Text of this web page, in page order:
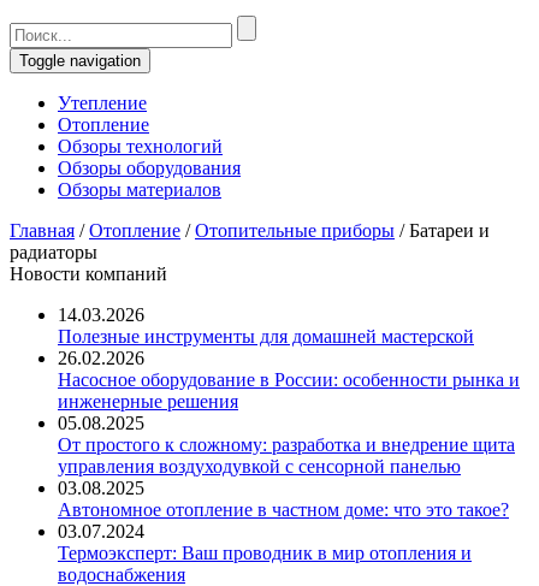
Toggle navigation
Утепление
Отопление
Обзоры технологий
Обзоры оборудования
Обзоры материалов
Главная /Отопление /Отопительные приборы /Батареи и
радиаторы
Новости компаний
14.03.2026
Полезные инструменты для домашней мастерской
26.02.2026
Насосное оборудование в России: особенности рынка и
инженерные решения
05.08.2025
От простого к сложному: разработка и внедрение щита
управления воздуходувкой с сенсорной панелью
03.08.2025
Автономное отопление в частном доме: что это такое?
03.07.2024
Термоэксперт: Ваш проводник в мир отопления и
водоснабжения